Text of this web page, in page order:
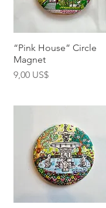
Vista rápida
“Pink House” Circle
Magnet
Precio
9,00 US$